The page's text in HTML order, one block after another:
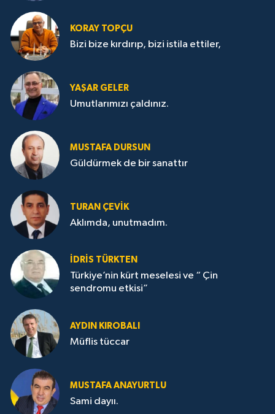
KORAY TOPÇU
Bizi bize kırdırıp, bizi istila ettiler,
YAŞAR GELER
Umutlarımızı çaldınız.
MUSTAFA DURSUN
Güldürmek de bir sanattır
TURAN ÇEVİK
Aklımda, unutmadım.
İDRİS TÜRKTEN
Türkiye’nin kürt meselesi ve “ Çin
sendromu etkisi”
AYDIN KIROBALI
Müflis tüccar
MUSTAFA ANAYURTLU
Sami dayıı.